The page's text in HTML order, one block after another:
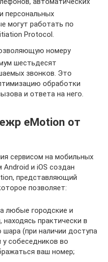
персональных
могут работать по
Protocol.
номеру
шестьдесят
звонков. Это
обработки
и ответа на него.
eMotion от
сервисом на мобильных
Android и iOS создан
представляющий
позволяет:
любые городские и
практически в
(при наличии доступа
собеседников во
ваш номер;